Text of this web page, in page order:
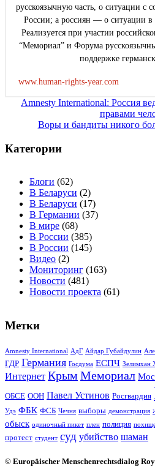
русскоязычную часть, о ситуации с
России; а россиян — о ситуации в
Реализуется при участии
“Мемориал” и Форума
поддержке
www.human-rights-year.com
Навигация
Amnesty International: Россия
правами
Воры и бандиты никого
Категории
Блоги (62)
В Беларуси (2)
В Беларуси (17)
В Германии (37)
В мире (68)
В России (385)
В России (145)
Видео (2)
Мониторинг (163)
Новости (481)
Новости проекта (61)
Метки
Amnesty International АдГ Айдар Губайдулин
ГДР Германия Госдума ЕСПЧ Зелимхан
Интернет Крым Мемориал
ОБСЕ ООН Павел Устинов Росгвардия
Удэ ФБК ФСБ Чечня выборы демонстрация
обыск одиночный пикет плен полиция
протест студент суд убийство шаман
© Europäischer Menschenrechtsdialog